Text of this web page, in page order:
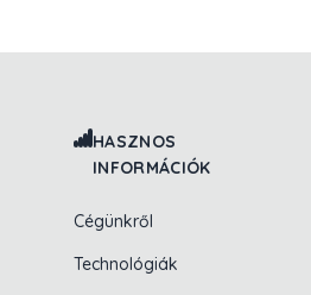
HASZNOS
INFORMÁCIÓK
Cégünkről
Technológiák